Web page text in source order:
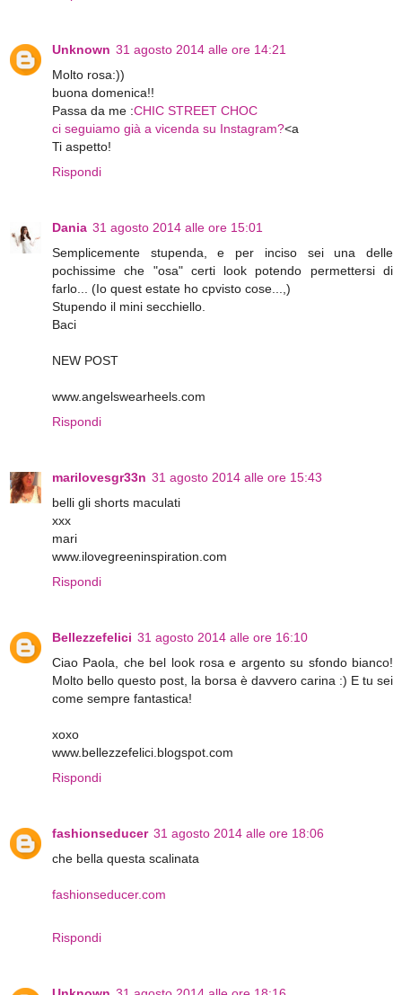
Unknown 31 agosto 2014 alle ore 14:21
Molto rosa:))
buona domenica!!
Passa da me :CHIC STREET CHOC
ci seguiamo già a vicenda su Instagram?<a
Ti aspetto!
Rispondi
Dania 31 agosto 2014 alle ore 15:01
Semplicemente stupenda, e per inciso sei una delle
pochissime che "osa" certi look potendo permettersi di
farlo... (Io quest estate ho cpvisto cose...,)
Stupendo il mini secchiello.
Baci
NEW POST
www.angelswearheels.com
Rispondi
marilovesgr33n 31 agosto 2014 alle ore 15:43
belli gli shorts maculati
xxx
mari
www.ilovegreeninspiration.com
Rispondi
Bellezzefelici 31 agosto 2014 alle ore 16:10
Ciao Paola, che bel look rosa e argento su sfondo bianco!
Molto bello questo post, la borsa è davvero carina :) E tu sei
come sempre fantastica!
xoxo
www.bellezzefelici.blogspot.com
Rispondi
fashionseducer 31 agosto 2014 alle ore 18:06
che bella questa scalinata
fashionseducer.com
Rispondi